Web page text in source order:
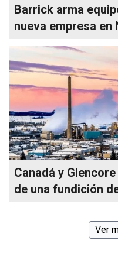
Barrick arma
nueva empresa en
Canadá y
de una fundición
Ver